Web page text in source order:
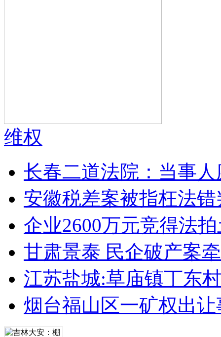
维权
长春二道法院：当事
安徽税差案被指枉法
企业2600万元竞得法
甘肃景泰 民企破产案
江苏盐城:草庙镇丁东
烟台福山区一矿权出